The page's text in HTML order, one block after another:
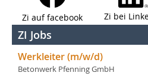
Zi auf facebook Zi bei
ZI Jobs
Werkleiter (m/w/d)
Betonwerk Pfenning GmbH